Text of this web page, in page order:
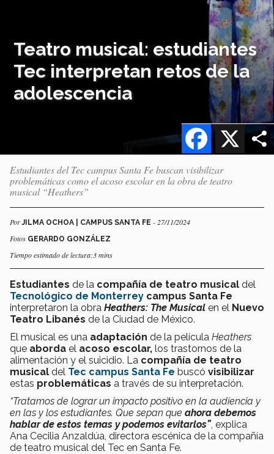
Teatro musical: estudiantes
Tec interpretan retos de la
adolescencia
X
Facebook
Estudiantes del Tec campus Santa Fe buscan visibilizar
problemáticas como el acoso escolar en la obra de teatro
musical “Heathers”
PorJILMA OCHOA | CAMPUS SANTA FE - 27/11/2024
Fotos GERARDO GONZÁLEZ
Tiempo estimado de lectura:3 mins
Estudiantes de la compañía de teatro musical del
Tecnológico de Monterrey campus Santa Fe
interpretaron la obra Heathers: The Musical en el Nuevo
Teatro Libanés de la Ciudad de México.
El musical es una adaptación de la película Heathers
que aborda el acoso escolar, los trastornos de la
alimentación y el suicidio. La compañía de teatro
musical del Tec campus Santa Fe buscó visibilizar
estas problemáticas a través de su interpretación.
“Tratamos de lograr un impacto positivo en la audiencia y
en las y los estudiantes. Que sepan que ahora debemos
hablar de estos temas y podemos evitarlos”, explica
Ana Cecilia Anzaldúa, directora escénica de la compañía
de teatro musical del Tec en Santa Fe.